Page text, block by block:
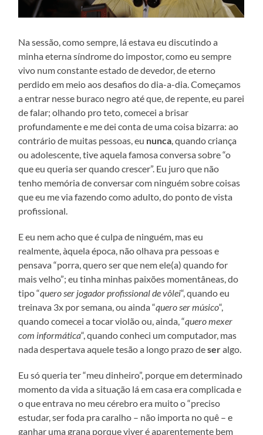
Na sessão, como sempre, lá estava eu discutindo a
minha eterna síndrome do impostor, como eu sempre
vivo num constante estado de devedor, de eterno
perdido em meio aos desafios do dia-a-dia. Começamos
a entrar nesse buraco negro até que, de repente, eu parei
de falar; olhando pro teto, comecei a brisar
profundamente e me dei conta de uma coisa bizarra: ao
contrário de muitas pessoas, eu nunca, quando criança
ou adolescente, tive aquela famosa conversa sobre “o
que eu queria ser quando crescer”. Eu juro que não
tenho memória de conversar com ninguém sobre coisas
que eu me via fazendo como adulto, do ponto de vista
profissional.
E eu nem acho que é culpa de ninguém, mas eu
realmente, àquela época, não olhava pra pessoas e
pensava “porra, quero ser que nem ele(a) quando for
mais velho”; eu tinha minhas paixões momentâneas, do
tipo “quero ser jogador profissional de vôlei“, quando eu
treinava 3x por semana, ou ainda “quero ser músico“,
quando comecei a tocar violão ou, ainda, “quero mexer
com informática“, quando conheci um computador, mas
nada despertava aquele tesão a longo prazo deseralgo.
Eu só queria ter “meu dinheiro”, porque em determinado
momento da vida a situação lá em casa era complicada e
o que entrava no meu cérebro era muito o “preciso
estudar, ser foda pra caralho – não importa no quê – e
ganhar uma grana porque viver é aparentemente bem